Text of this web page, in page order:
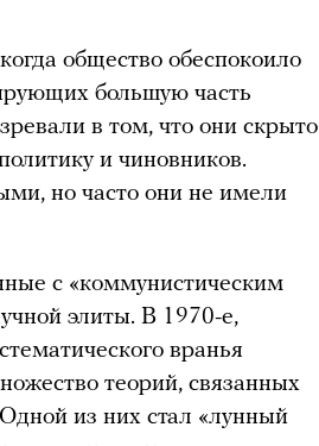
общество обеспокоило
большую часть
в том, что они скрыто
и чиновников.
но часто они не имели
с «коммунистическим
элиты. В 1970-е,
вранья
теорий, связанных
из них стал «лунный